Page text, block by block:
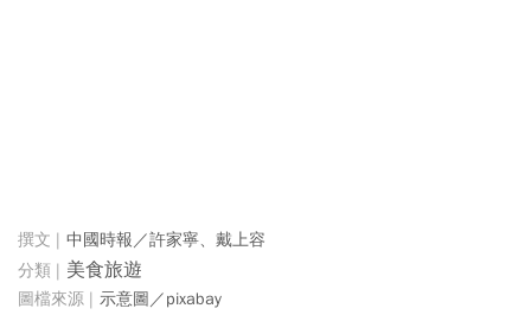
中國時報／許家寧、戴上容
美食旅遊
示意圖／pixabay